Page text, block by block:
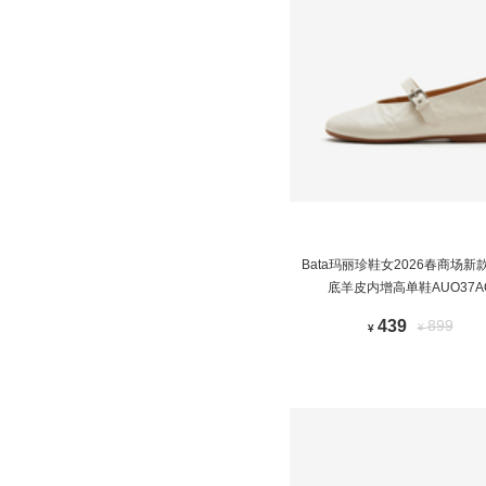
Bata玛丽珍鞋女2026春商场新
底羊皮内增高单鞋
¥ 439 ¥899